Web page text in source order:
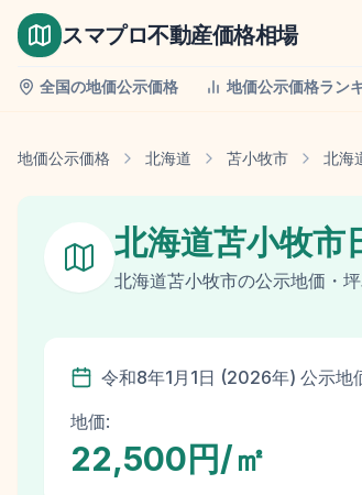
スマプロ不動産価格相場
全国の地価公示価格 地価公示価格ラン
地価公示価格 北海道 苫小牧市 北海
北海道苫小牧市
北海道苫小牧市の公示地価 ・
令和8年1月1日 (2026年) 公示地
地価:
22,500円/㎡